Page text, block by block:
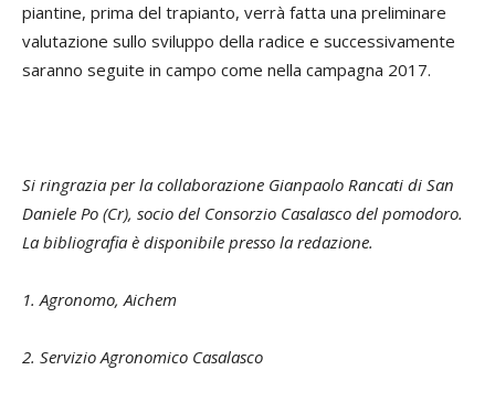
piantine, prima del trapianto, verrà fatta una preliminare
valutazione sullo sviluppo della radice e successivamente
saranno seguite in campo come nella campagna 2017.
Si ringrazia per la collaborazione Gianpaolo Rancati di San
Daniele Po (Cr), socio del Consorzio Casalasco del pomodoro.
La bibliografia è disponibile presso la redazione.
1. Agronomo, Aichem
2. Servizio Agronomico Casalasco